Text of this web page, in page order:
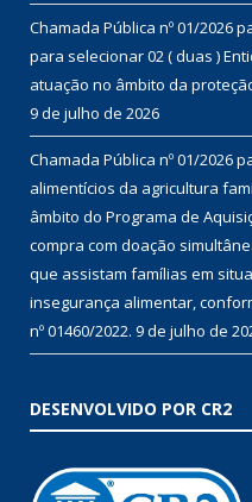
Chamada Pública nº 01/2026
para selecionar 02 ( duas )
atuação no âmbito da proteção
9 de julho de 2026
Chamada Pública nº 01/2026
alimentícios da agricultura
âmbito do Programa de
compra com doação
que assistam famílias em
insegurança alimentar,
nº 01460/2022. 9 de julho de
DESENVOLVIDO POR CR2